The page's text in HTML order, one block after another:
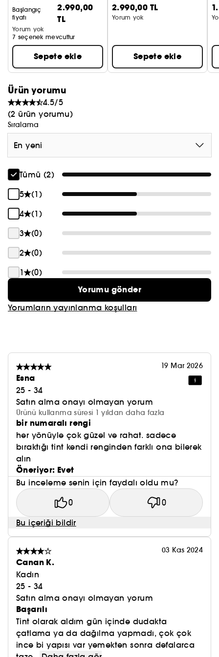
transfer sağlayan etki
Şekillendirici kaş kalemi
Başlangıç
fiyatı
2.990,00
TL
Yorum yok
7 seçenek mevcuttur
Sepete ekle
Likit eyeliner
2.990,00 TL
Yorum yok
Sepete ekle
Ürün yorumu
4.5/5
(2 ürün yorumu)
Sıralama
En yeni
Tümü (2)
5
(1)
4
(1)
3
(0)
2
(0)
1
(0)
Yorumu gönder
Yorumların yayınlanma koşulları
19 Mar 2026
Esna
25 - 34
Satın alma onayı olmayan yorum
Ürünü kullanma süresi 1 yıldan daha fazla
bir numaralı rengi
her yönüyle çok güzel ve rahat. sadece
bıraktığı tint kendi renginden farklı ona bilerek
alın
Öneriyor: Evet
Bu inceleme senin için faydalı oldu mu?
0 0
Bu içeriği bildir
03 Kas 2024
Canan K.
Kadın
25 - 34
Satın alma onayı olmayan yorum
Başarılı
Tint olarak aldım gün içinde dudakta
çatlama ya da dağılma yapmadı, çok çok
ince bi yapısı var yemekten sonra defalarca